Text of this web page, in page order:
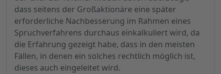
dass seitens der Großaktionäre eine später
erforderliche Nachbesserung im Rahmen eines
Spruchverfahrens durchaus einkalkuliert wird, da
die Erfahrung gezeigt habe, dass in den meisten
Fällen, in denen ein solches rechtlich möglich ist,
dieses auch eingeleitet wird.